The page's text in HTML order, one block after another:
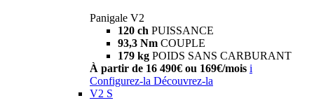
Panigale V2
120 ch PUISSANCE
93,3 Nm COUPLE
179 kg POIDS SANS CARBURANT
À partir de 16 490€ ou 169€/mois i
Configurez-la Découvrez-la
V2 S